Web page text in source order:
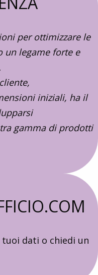
per ottimizzare le
un legame forte e
iniziali, ha il
gamma di prodotti
dati o chiedi un